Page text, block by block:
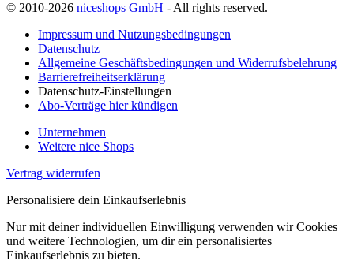
© 2010-2026 niceshops GmbH - All rights reserved.
Impressum und Nutzungsbedingungen
Datenschutz
Allgemeine Geschäftsbedingungen und Widerrufsbelehrung
Barrierefreiheitserklärung
Datenschutz-Einstellungen
Abo-Verträge hier kündigen
Unternehmen
Weitere nice Shops
Vertrag widerrufen
Personalisiere dein Einkaufserlebnis
Nur mit deiner individuellen Einwilligung verwenden wir Cookies
und weitere Technologien, um dir ein personalisiertes
Einkaufserlebnis zu bieten.